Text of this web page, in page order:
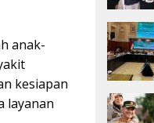
anak-
kesiapan
layanan